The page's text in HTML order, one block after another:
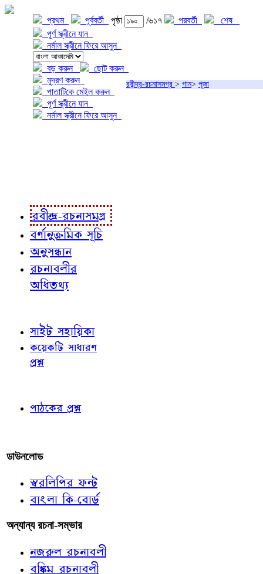
প্রথম পূর্ববর্তী পৃষ্ঠা /৬১৭ পরবর্তী
শেষ
পূর্ণ স্ক্রীনে যান
নর্মাল স্ক্রীনে ফিরে আসুন
বড় করুন
ছোট করুন
মুদ্রণ করুন
পাতাটিকে মেইল করুন
পূর্ণ স্ক্রীনে যান
নর্মাল স্ক্রীনে ফিরে আসুন
রবীন্দ্র-রচনাসমগ্র > গান> পূজা
রবীন্দ্র-রচনাসমগ্র
বর্ণানুক্রমিক সূচি
অনুসন্ধান
রচনাবলীর
অধিতথ্য
সাইট সহায়িকা
কয়েকটি সাধারণ
প্রশ্ন
পাঠকের প্রশ্ন
ডাউনলোড
স্বরলিপির ফন্ট
বাংলা কি-বোর্ড
অন্যান্য রচনা-সম্ভার
নজরুল রচনাবলী
বঙ্কিম রচনাবলী